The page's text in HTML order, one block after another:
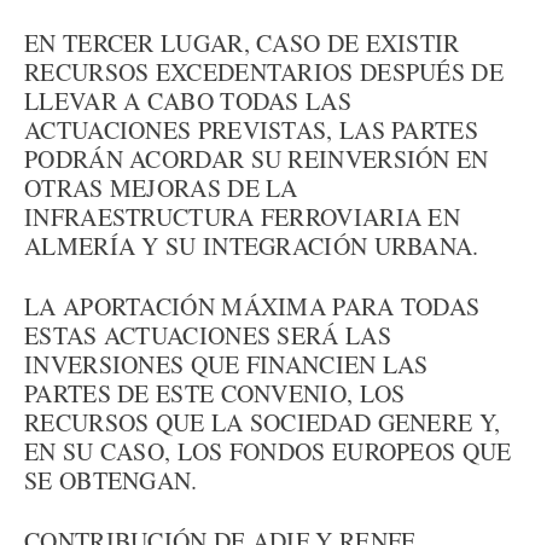
EN TERCER LUGAR, CASO DE EXISTIR
RECURSOS EXCEDENTARIOS DESPUÉS DE
LLEVAR A CABO TODAS LAS
ACTUACIONES PREVISTAS, LAS PARTES
PODRÁN ACORDAR SU REINVERSIÓN EN
OTRAS MEJORAS DE LA
INFRAESTRUCTURA FERROVIARIA EN
ALMERÍA Y SU INTEGRACIÓN URBANA.
LA APORTACIÓN MÁXIMA PARA TODAS
ESTAS ACTUACIONES SERÁ LAS
INVERSIONES QUE FINANCIEN LAS
PARTES DE ESTE CONVENIO, LOS
RECURSOS QUE LA SOCIEDAD GENERE Y,
EN SU CASO, LOS FONDOS EUROPEOS QUE
SE OBTENGAN.